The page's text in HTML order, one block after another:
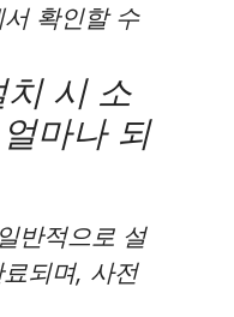
확인할 수
시 소
마나 되
반적으로 설
되며, 사전